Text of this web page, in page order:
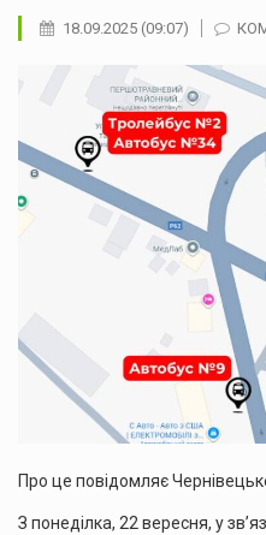
18.09.2025 (09:07)
Про це повідомляє
З понеділка, 22 вересня, у